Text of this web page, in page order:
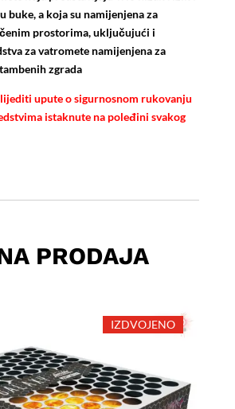
buke, a koja su namijenjena za
prostorima, uključujući i
za vatromete namijenjena za
zgrada
upute o sigurnosnom rukovanju
istaknute na poleđini svakog
PRODAJA
IZDVOJENO